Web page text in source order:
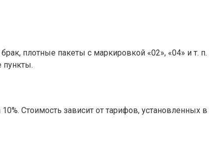
плотные пакеты с маркировкой «02», «04» и т. п.
пункты.
Стоимость зависит от тарифов, установленных в